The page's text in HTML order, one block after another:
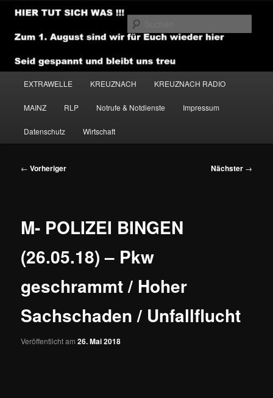
Zum
primären
Inhalt
NEWSHOUSE.MEDIA
EXTRAWELLE KREUZNACH KREUZNACH RADIO
MAINZ RLP Notrufe & Notdienste Impressum
Datenschutz Wirtschaft
Beitragsnavigation
← Vorheriger Nächster →
M- POLIZEI BINGEN
(26.05.18) – Pkw
geschrammt / Hoher
Sachschaden / Unfallflucht
Veröffentlicht am26. Mai 2018